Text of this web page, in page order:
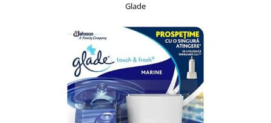
Perle Parfumate
Servetele parfumate rufe
Capsule si Tablete pentru Masina
de Spalat Vase
Detergent Rufe
Detergent Capsule
Glade